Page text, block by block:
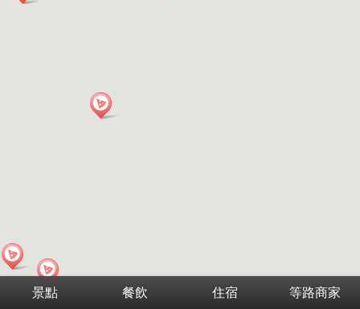
景點 餐飲 住宿 等路商家